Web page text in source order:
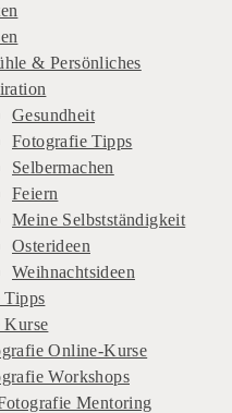
& Persönliches
Gesundheit
Fotografie Tipps
Selbermachen
Feiern
Meine Selbstständigkeit
Osterideen
Weihnachtsideen
Tipps
Kurse
Online-Kurse
Workshops
Mentoring